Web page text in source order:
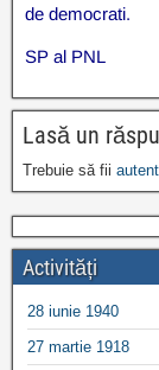
de democrati.
SP al PNL
Lasă un
Trebuie să fii
Activități
28 iunie 1940
27 martie 1918